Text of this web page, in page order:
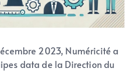
2023, Numéricité a
data de la Direction du